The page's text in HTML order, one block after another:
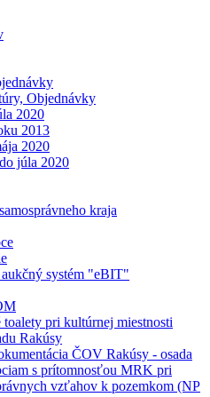
Objednávky
2020
2013
2020
júla 2020
kraja
systém "eBIT"
toalety pri kultúrnej miestnosti
Rakúsy
ČOV Rakúsy - osada
s prítomnosťou MRK pri
vzťahov k pozemkom (NP